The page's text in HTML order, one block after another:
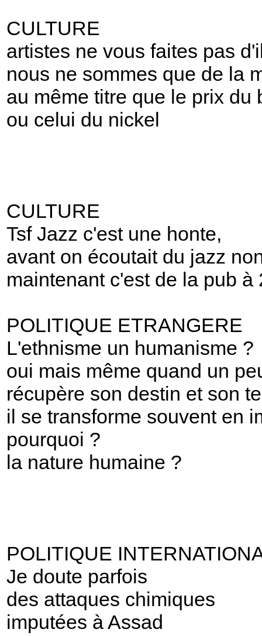
CULTURE
artistes ne vous faites pas
nous ne sommes que de la
au même titre que le prix du
ou celui du nickel
CULTURE
Tsf Jazz c'est une honte,
avant on écoutait du jazz
maintenant c'est de la pub à
POLITIQUE ETRANGERE
L'ethnisme un humanisme ?
oui mais même quand un
récupère son destin et son
il se transforme souvent en
pourquoi ?
la nature humaine ?
POLITIQUE
Je doute parfois
des attaques chimiques
imputées à Assad